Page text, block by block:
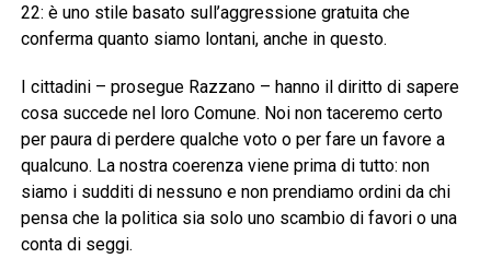
22: è uno stile basato sull’aggressione gratuita che
conferma quanto siamo lontani, anche in questo.
I cittadini – prosegue Razzano – hanno il diritto di sapere
cosa succede nel loro Comune. Noi non taceremo certo
per paura di perdere qualche voto o per fare un favore a
qualcuno. La nostra coerenza viene prima di tutto: non
siamo i sudditi di nessuno e non prendiamo ordini da chi
pensa che la politica sia solo uno scambio di favori o una
conta di seggi.